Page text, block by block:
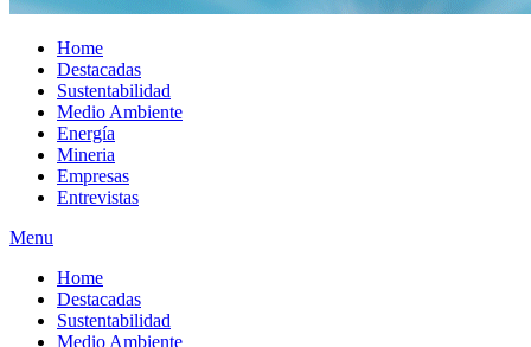
Home
Destacadas
Sustentabilidad
Medio Ambiente
Energía
Mineria
Empresas
Entrevistas
Menu
Home
Destacadas
Sustentabilidad
Medio Ambiente